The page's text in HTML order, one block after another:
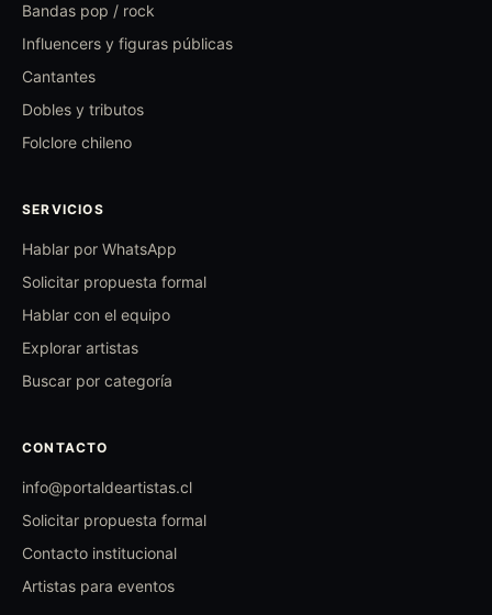
Bandas pop / rock
Influencers y figuras públicas
Cantantes
Dobles y tributos
Folclore chileno
SERVICIOS
Hablar por WhatsApp
Solicitar propuesta formal
Hablar con el equipo
Explorar artistas
Buscar por categoría
CONTACTO
info@portaldeartistas.cl
Solicitar propuesta formal
Contacto institucional
Artistas para eventos